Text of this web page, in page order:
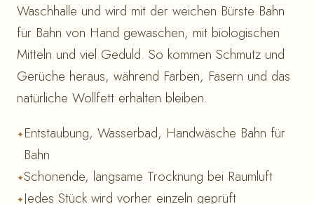
Waschhalle und wird mit der weichen Bürste Bahn
für Bahn von Hand gewaschen, mit biologischen
Mitteln und viel Geduld. So kommen Schmutz und
Gerüche heraus, während Farben, Fasern und das
natürliche Wollfett erhalten bleiben.
Entstaubung, Wasserbad, Handwäsche Bahn für
Bahn
Schonende, langsame Trocknung bei Raumluft
Jedes Stück wird vorher einzeln geprüft